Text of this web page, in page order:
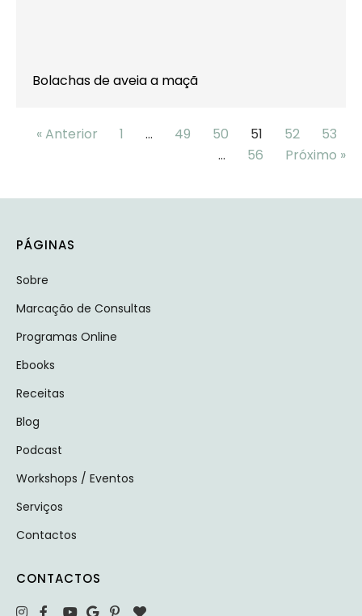
Bolachas de aveia a maçã
« Anterior 1 … 49 50 51 52
53
…
56 Próximo »
PÁGINAS
Sobre
Marcação de Consultas
Programas Online
Ebooks
Receitas
Blog
Podcast
Workshops / Eventos
Serviços
Contactos
CONTACTOS